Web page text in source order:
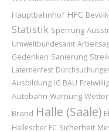
Hauptbahnhof HFC
Statistik Sperrung
Umweltbundesamt
Gedenken Sanierung Streik
Laternenfest
Ausbildung IG BAU
Autobahn Warnung Wetter
Brand Halle (Saale)
Hallescher FC Sicherheit